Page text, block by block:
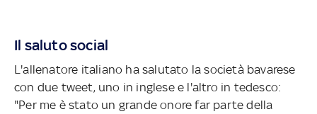
Il saluto social
L'allenatore italiano ha salutato la società bavarese
con due tweet, uno in inglese e l'altro in tedesco:
"Per me è stato un grande onore far parte della